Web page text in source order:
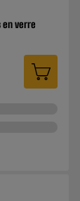
en verre